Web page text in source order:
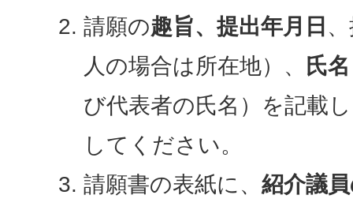
請願の趣旨、提出年月日
人の場合は所在地）、
氏名
び代表者の氏名）を記載
してください。
請願書の表紙に、 紹介議